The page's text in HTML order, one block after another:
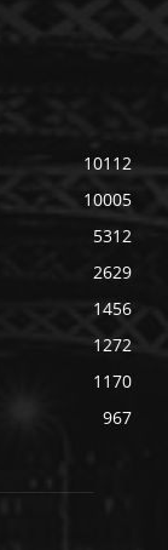
10112
10005
5312
2629
1456
1272
1170
967